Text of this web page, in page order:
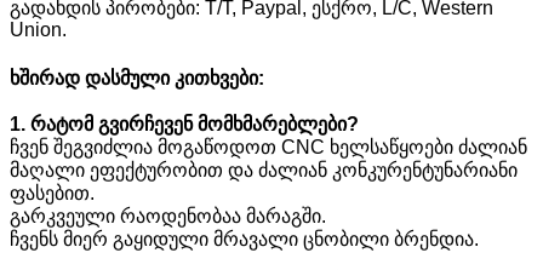
გადახდის პირობები: T/T, Paypal, ესქრო, L/C, Western
Union.
ხშირად დასმული კითხვები:
1. რატომ გვირჩევენ მომხმარებლები?
ჩვენ შეგვიძლია მოგაწოდოთ CNC ხელსაწყოები ძალიან
მაღალი ეფექტურობით და ძალიან კონკურენტუნარიანი
ფასებით.
გარკვეული რაოდენობაა მარაგში.
ჩვენს მიერ გაყიდული მრავალი ცნობილი ბრენდია.